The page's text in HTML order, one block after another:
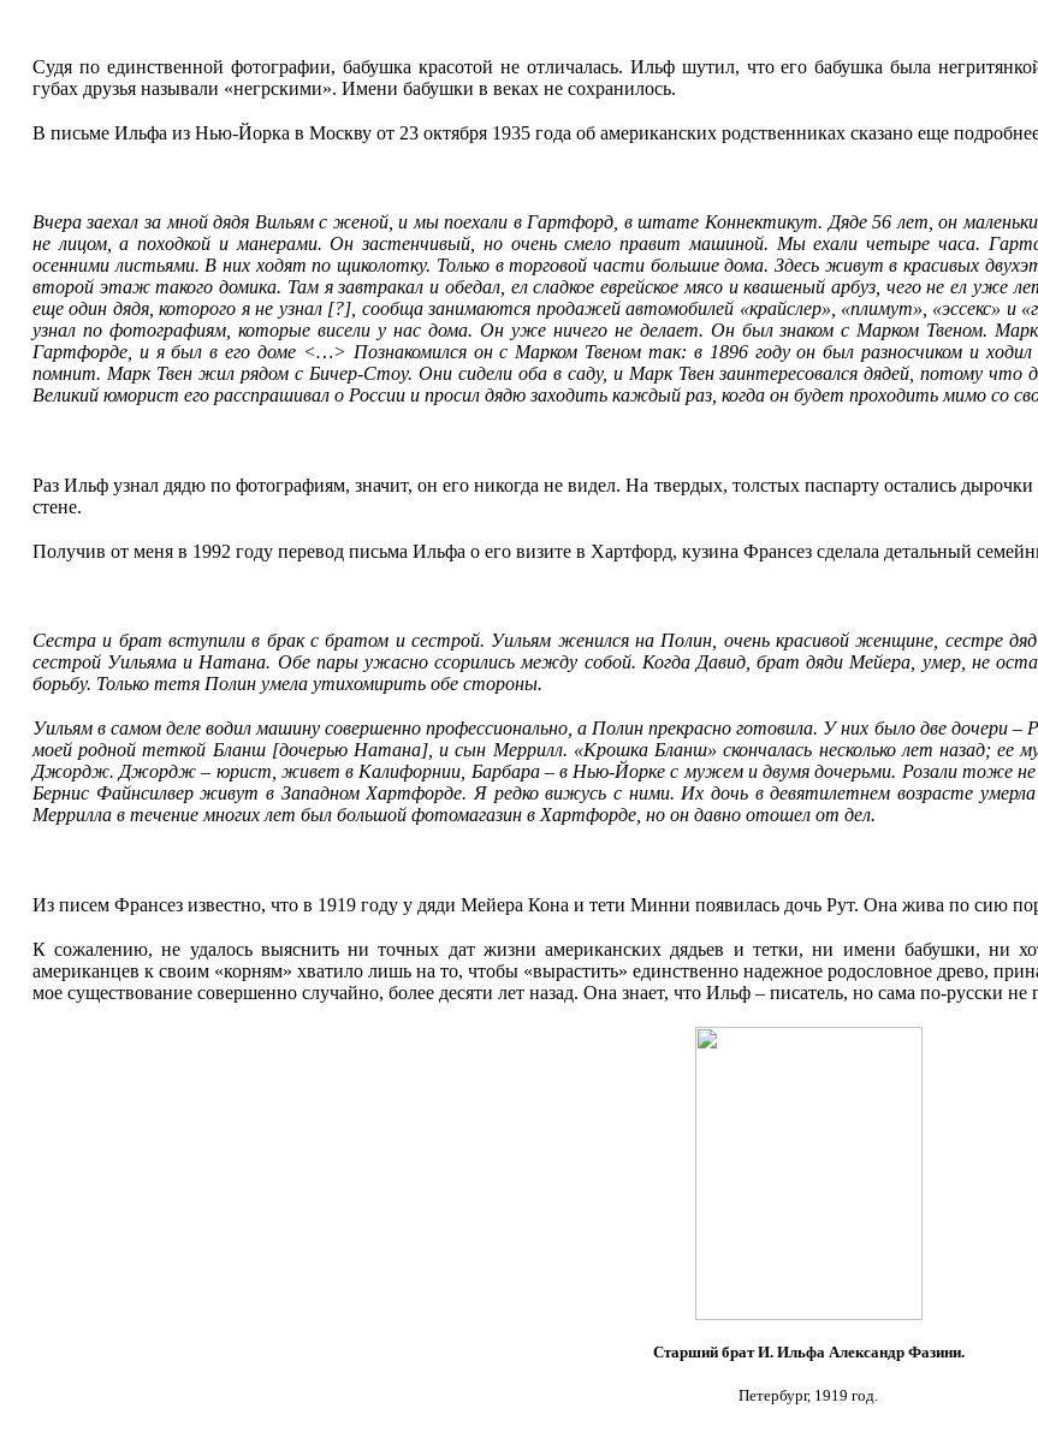
Судя по единственной фотографии, бабушка красотой не отличалась. Ильф шутил, что его бабушка была
губах друзья называли «негрскими». Имени бабушки в веках не сохранилось.
В письме Ильфа из Нью-Йорка в Москву от 23 октября 1935 года об американских родственниках сказано еще
Вчера заехал за мной дядя Вильям с женой, и мы поехали в Гартфорд, в штате Коннектикут. Дяде 56 лет, он
не лицом, а походкой и манерами. Он застенчивый, но очень смело правит машиной. Мы ехали четыре часа.
осенними листьями. В них ходят по щиколотку. Только в торговой части большие дома. Здесь живут в красивых
второй этаж такого домика. Там я завтракал и обедал, ел сладкое еврейское мясо и квашеный арбуз, чего не ел
еще один дядя, которого я не узнал [?], сообща занимаются продажей автомобилей «крайслер», «плимут», «эссекс»
узнал по фотографиям, которые висели у нас дома. Он уже ничего не делает. Он был знаком с Марком Твеном.
Гартфорде, и я был в его доме <…> Познакомился он с Марком Твеном так: в 1896 году он был разносчиком и
помнит. Марк Твен жил рядом с Бичер-Стоу. Они сидели оба в саду, и Марк Твен заинтересовался дядей, потому что
Великий юморист его расспрашивал о России и просил дядю заходить каждый раз, когда он будет проходить мимо со
Раз Ильф узнал дядю по фотографиям, значит, он его никогда не видел. На твердых, толстых паспарту остались
стене.
Получив от меня в 1992 году перевод письма Ильфа о его визите в Хартфорд, кузина Франсез сделала детальный
Сестра и брат вступили в брак с братом и сестрой. Уильям женился на Полин, очень красивой женщине, сестре
сестрой Уильяма и Натана. Обе пары ужасно ссорились между собой. Когда Давид, брат дяди Мейера, умер, не
борьбу. Только тетя Полин умела утихомирить обе стороны.
Уильям в самом деле водил машину совершенно профессионально, а Полин прекрасно готовила. У них было две
моей родной теткой Бланш [дочерью Натана], и сын Меррилл. «Крошка Бланш» скончалась несколько лет назад;
Джордж. Джордж – юрист, живет в Калифорнии, Барбара – в Нью-Йорке с мужем и двумя дочерьми. Розали тоже не
Бернис Файнсилвер живут в Западном Хартфорде. Я редко вижусь с ними. Их дочь в девятилетнем возрасте
Меррилла в течение многих лет был большой фотомагазин в Хартфорде, но он давно отошел от дел.
Из писем Франсез известно, что в 1919 году у дяди Мейера Кона и тети Минни появилась дочь Рут. Она жива по сию
К сожалению, не удалось выяснить ни точных дат жизни американских дядьев и тетки, ни имени бабушки, ни
американцев к своим «корням» хватило лишь на то, чтобы «вырастить» единственно надежное родословное древо,
мое существование совершенно случайно, более десяти лет назад. Она знает, что Ильф – писатель, но сама по-русски не
Старший брат И. Ильфа Александр Фазини.
Петербург, 1919 год.